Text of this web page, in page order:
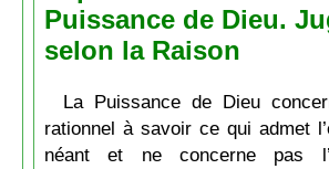
Puissance de Dieu.
selon la Raison
La Puissance de Dieu
rationnel à savoir ce qui admet
néant et ne concerne pas